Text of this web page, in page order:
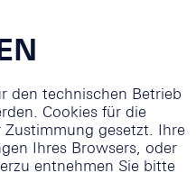
den technischen Betrieb
Cookies für die
gesetzt. Ihre
Ihres Browsers, oder
entnehmen Sie bitte
w/d)